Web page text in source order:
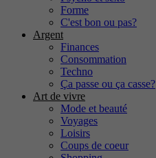
Forme
C'est bon ou pas?
Argent
Finances
Consommation
Techno
Ça passe ou ça casse?
Art de vivre
Mode et beauté
Voyages
Loisirs
Coups de coeur